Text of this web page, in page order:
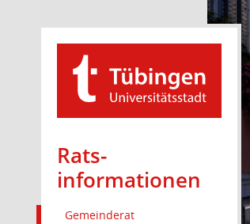
Rats­
informationen
Gemeinderat